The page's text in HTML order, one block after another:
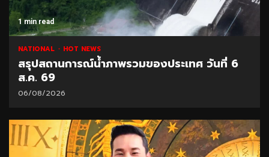
1 min read
NATIONAL HOT NEWS
สรุปสถานการณ์น้ำภาพรวมของประเทศ วันที่ 6
ส.ค. 69
06/08/2026